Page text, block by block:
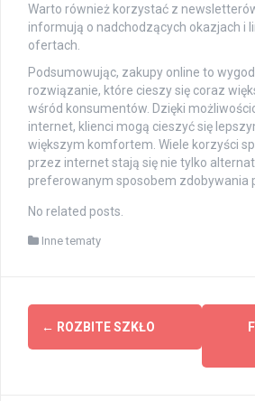
Warto również korzystać z
informują o nadchodzących okazjach i
ofertach.
Podsumowując, zakupy online to
rozwiązanie, które cieszy się coraz
wśród konsumentów. Dzięki
internet, klienci mogą cieszyć się
większym komfortem. Wiele korzyści
przez internet stają się nie tylko
preferowanym sposobem zdobywania
No related posts.
Inne tematy
Post
navigation
← ROZBITE SZKŁO